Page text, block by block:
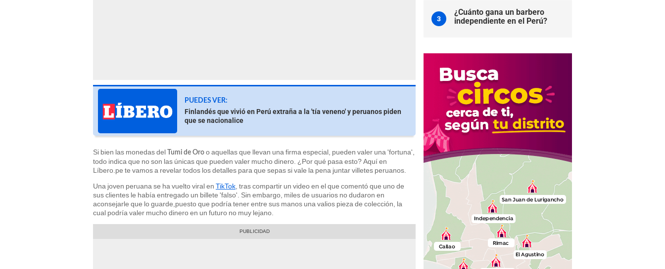
PUEDES VER:
Finlandés que vivió en Perú extraña a la 'tía veneno' y peruanos piden
que se nacionalice
Si bien las monedas del Tumi de Oro o aquellas que llevan una firma especial, pueden valer una 'fortuna',
todo indica que no son las únicas que pueden valer mucho dinero. ¿Por qué pasa esto? Aquí en
Líbero.pe te vamos a revelar todos los detalles para que sepas si vale la pena juntar villetes peruanos.
Una joven peruana se ha vuelto viral en TikTok , tras compartir un video en el que comentó que uno de
sus clientes le había entregado un billete 'falso'. Sin embargo, miles de usuarios no dudaron en
aconsejarle que lo guarde,puesto que podría tener entre sus manos una valios pieza de colección, la
cual podría valer mucho dinero en un futuro no muy lejano.
3
¿Cuánto gana un barbero
independiente en el Perú?